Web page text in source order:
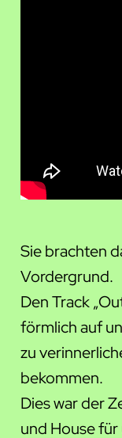
Sie brachten
Vordergrund.
Den Track
förmlich auf
zu
bekommen.
Dies war der
und House für